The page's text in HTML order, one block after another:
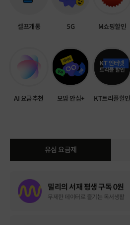
셀프개통
AI 요금추천
5G
모맘 안심+
M쇼핑할인
KT트리플할인
유심 요금제
밀리의 서재 평생 구독 0원
무제한 데이터로 즐기는 독서생활